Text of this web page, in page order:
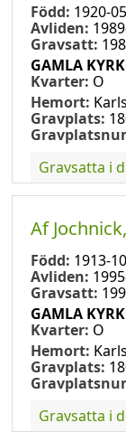
Född: 1920-
Avliden:
Gravsatt:
GAMLA
Kvarter: O
Hemort:
Gravplats:
Gravsatta i
Af
Född: 1913-
Avliden:
Gravsatt:
GAMLA
Kvarter: O
Hemort:
Gravplats:
Gravsatta i